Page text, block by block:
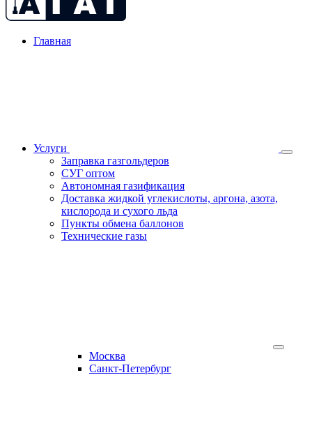
Главная
Услуги
Заправка газгольдеров
СУГ оптом
Автономная газификация
Доставка жидкой углекислоты, аргона, азота,
кислорода и сухого льда
Пункты обмена баллонов
Технические газы
Москва
Санкт-Петербург